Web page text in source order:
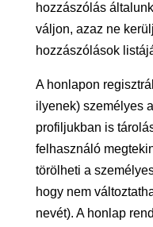
hozzászólás
váljon, azaz ne
hozzászólások
A honlapon
ilyenek) személyes
profiljukban is
felhasználó
törölheti a
hogy nem
nevét). A honlap